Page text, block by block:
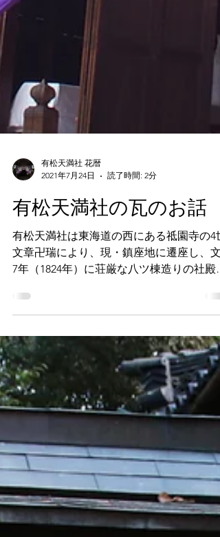
有松天満社 花暦
2021年7月24日
読了時間: 2分
有松天満社の瓦のお話
文章卍瑞により、現・鎮座地に遷座し、文
7年（1824年）に荘厳な八ツ棟造りの社殿が
建造されました。 当社の社殿は文政期の遺
構を残しつつ、頭貫より上部は明治に名古
の大工棟梁・9世伊藤平左衛門が手掛けた事
が判っており、歴史的にも大変貴...